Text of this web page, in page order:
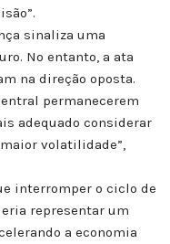
sinaliza uma
No entanto, a ata
na direção oposta.
permanecerem
adequado considerar
volatilidade”,
interromper o ciclo de
representar um
a economia